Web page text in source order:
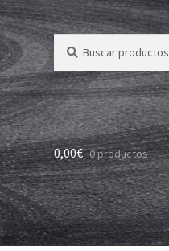
Buscar
por:
Buscar
0,00€ 0 productos